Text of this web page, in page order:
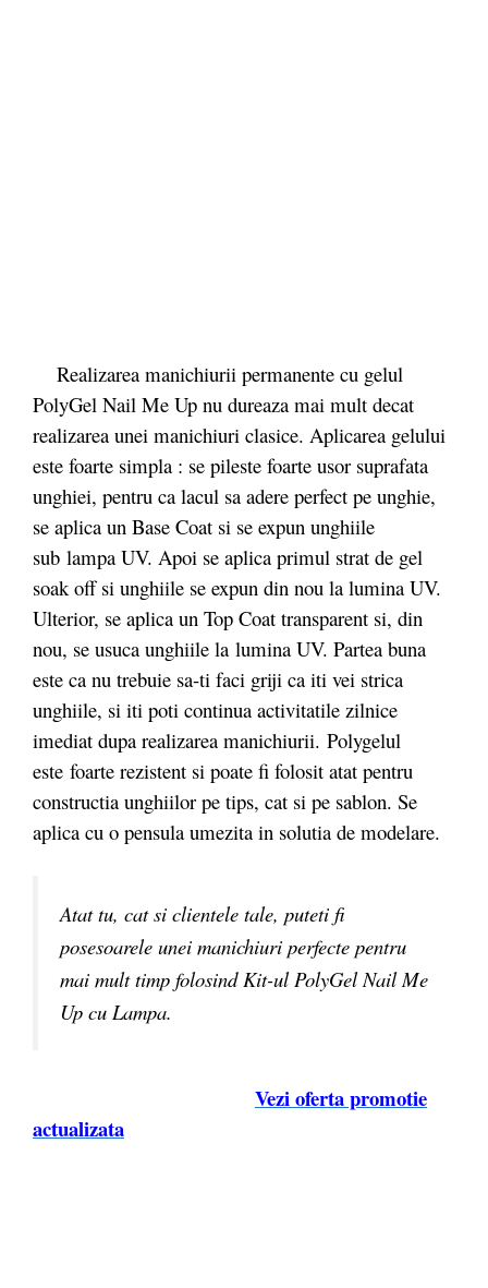
Realizarea manichiurii permanente cu gelul
PolyGel Nail Me Up nu dureaza mai mult decat
realizarea unei manichiuri clasice. Aplicarea gelului
este foarte simpla : se pileste foarte usor suprafata
unghiei, pentru ca lacul sa adere perfect pe unghie,
se aplica un Base Coat si se expun unghiile
sub lampa UV. Apoi se aplica primul strat de gel
soak off si unghiile se expun din nou la lumina UV.
Ulterior, se aplica un Top Coat transparent si, din
nou, se usuca unghiile la lumina UV. Partea buna
este ca nu trebuie sa-ti faci griji ca iti vei strica
unghiile, si iti poti continua activitatile zilnice
imediat dupa realizarea manichiurii. Polygelul
este foarte rezistent si poate fi folosit atat pentru
constructia unghiilor pe tips, cat si pe sablon. Se
aplica cu o pensula umezita in solutia de modelare.
Atat tu, cat si clientele tale, puteti fi
posesoarele unei manichiuri perfecte pentru
mai mult timp folosind Kit-ul PolyGel Nail Me
Up cu Lampa.
Vezi oferta promotie
actualizata